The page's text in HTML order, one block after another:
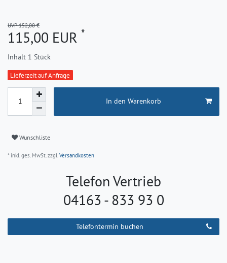
UVP 152,00 €
115,00 EUR *
Inhalt 1 Stück
Lieferzeit auf Anfrage
In den Warenkorb
Wunschliste
* inkl. ges. MwSt. zzgl.Versandkosten
Telefon Vertrieb
04163 - 833 93 0
Telefontermin buchen